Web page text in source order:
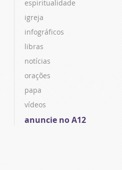
espiritualidade
igreja
infográficos
libras
notícias
orações
papa
vídeos
anuncie no A12